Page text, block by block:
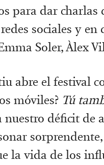
para dar
sociales y
Soler, Àlex
abre el festival
móviles? Tú
nuestro déficit de
la vida de los